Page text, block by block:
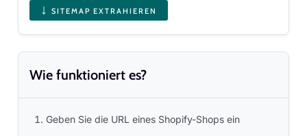
↓ SITEMAP EXTRAHIEREN
Wie funktioniert es?
Geben Sie die URL eines Shopify-Shops ein